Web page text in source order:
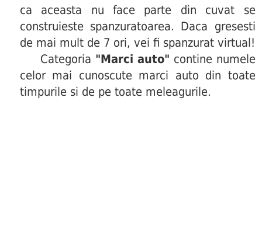
ca aceasta nu face parte din cuvat se
construieste spanzuratoarea. Daca gresesti
de mai mult de 7 ori, vei fi spanzurat virtual!
Categoria "Marci auto" contine numele
celor mai cunoscute marci auto din toate
timpurile si de pe toate meleagurile.